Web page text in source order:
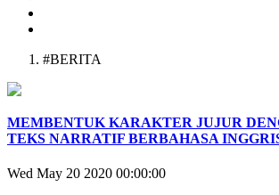
#BERITA
MEMBENTUK KARAKTER JUJUR
TEKS NARRATIF BERBAHASA
Wed May 20 2020 00:00:00